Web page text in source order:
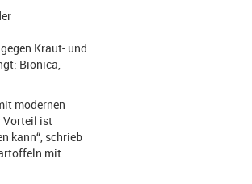
Kraut- und
Bionica,
modernen
Vorteil ist
kann“, schrieb
mit